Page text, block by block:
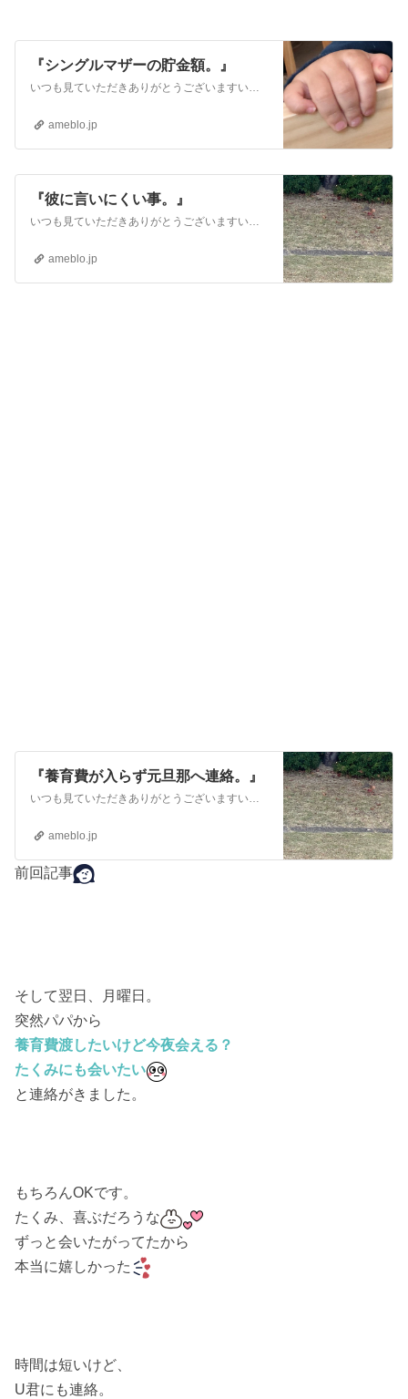
『シングルマザーの貯金額。』
いつも見ていただきありがとうございますいいねもありがとうございます過去記事まとめました。かなりドロドロですが（笑）良かったら読んでみて下さい悩んでる…
ameblo.jp
『彼に言いにくい事。』
いつも見ていただきありがとうございますいいねもありがとうございます過去記事まとめました。かなりドロドロですが（笑）良かったら読んでみて下さい悩んでる方…
ameblo.jp
『養育費が入らず元旦那へ連絡。』
いつも見ていただきありがとうございますいいねもありがとうございます過去記事まとめました。かなりドロドロですが（笑）良かったら読んでみて下さい悩んでる方…
ameblo.jp
前回記事
そして翌日、月曜日。
突然パパから
養育費渡したいけど今夜会える？
たくみにも会いたい
と連絡がきました。
もちろんOKです。
たくみ、喜ぶだろうな
ずっと会いたがってたから
本当に嬉しかった
時間は短いけど、
U君にも連絡。